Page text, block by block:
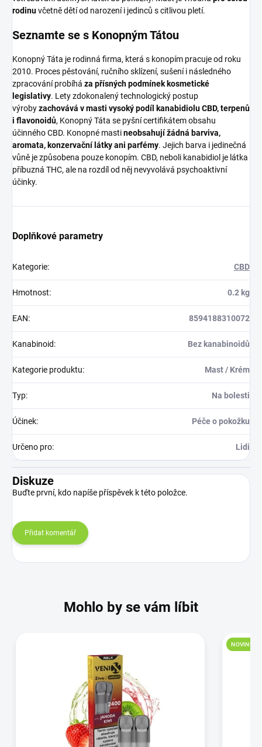
rodinuvčetně dětí od narození i jedinců s citlivou pletí.
Seznamte se s Konopným Tátou
Konopný Táta je rodinná firma, která s konopím pracuje od roku
2010. Proces pěstování, ručního sklízení, sušení i následného
zpracování probíhá za přísných podmínek kosmetické
legislativy. Lety zdokonalený technologický postup
výrobyzachovává v masti vysoký podíl kanabidiolu CBD, terpenů
i flavonoidů, Konopný Táta se pyšní certifikátem obsahu
účinného CBD. Konopné mastineobsahují žádná barviva,
aromata, konzervační látky ani parfémy. Jejich barva i jedinečná
vůně je způsobena pouze konopím. CBD, neboli kanabidiol je látka
příbuzná THC, ale na rozdíl od něj nevyvolává psychoaktivní
účinky.
Doplňkové parametry
Kategorie: CBD
Hmotnost: 0.2 kg
EAN: 8594188310072
Kanabinoid: Bez kanabinoidů
Kategorie produktu: Mast / Krém
Typ: Na bolesti
Účinek: Péče o pokožku
Určeno pro: Lidi
Diskuze
Buďte první, kdo napíše příspěvek k této položce.
Přidat komentář
Mohlo by se vám líbit
NOVINKA